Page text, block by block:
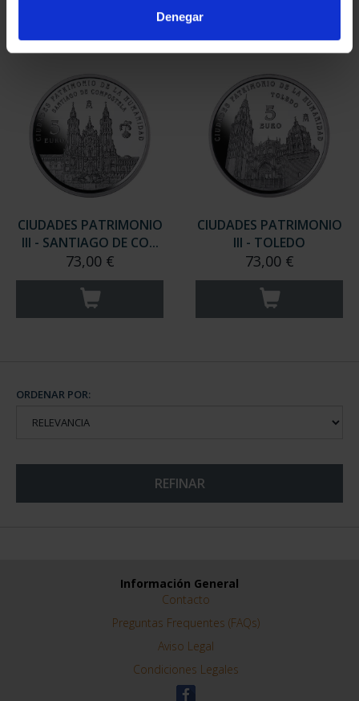
Denegar
CIUDADES PATRIMONIO
III - SANTIAGO DE CO...
73,00 €
CIUDADES PATRIMONIO
III - TOLEDO
73,00 €
ORDENAR POR:
REFINAR
Información General
Contacto
Preguntas Frequentes (FAQs)
Aviso Legal
Condiciones Legales